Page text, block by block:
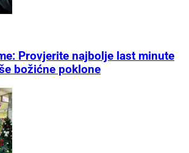
Provjerite najbolje last minute
božićne poklone